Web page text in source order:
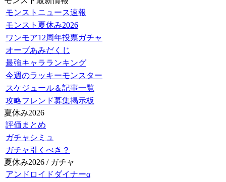
モンストニュース速報
モンスト夏休み2026
ワンモア12周年投票ガチャ
オーブあみだくじ
最強キャラランキング
今週のラッキーモンスター
スケジュール＆記事一覧
攻略フレンド募集掲示板
夏休み2026
評価まとめ
ガチャシミュ
ガチャ引くべき？
夏休み2026 / ガチャ
アンドロイドダイナーα